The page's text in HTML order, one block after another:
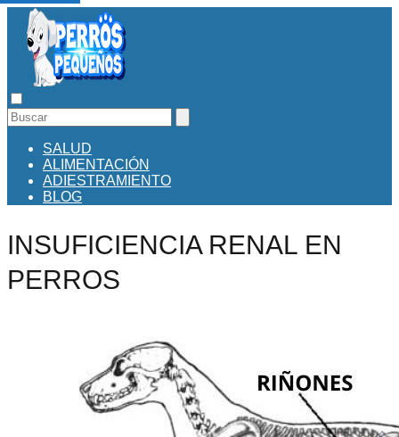
SALUD
ALIMENTACIÓN
ADIESTRAMIENTO
BLOG
INSUFICIENCIA RENAL EN
PERROS